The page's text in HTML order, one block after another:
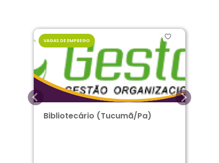
Bibliotecário (Tucumã/Pa)
VAGAS DE EMPREGO